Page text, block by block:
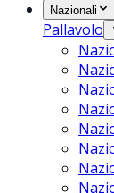
Nazionali
Pallavolo